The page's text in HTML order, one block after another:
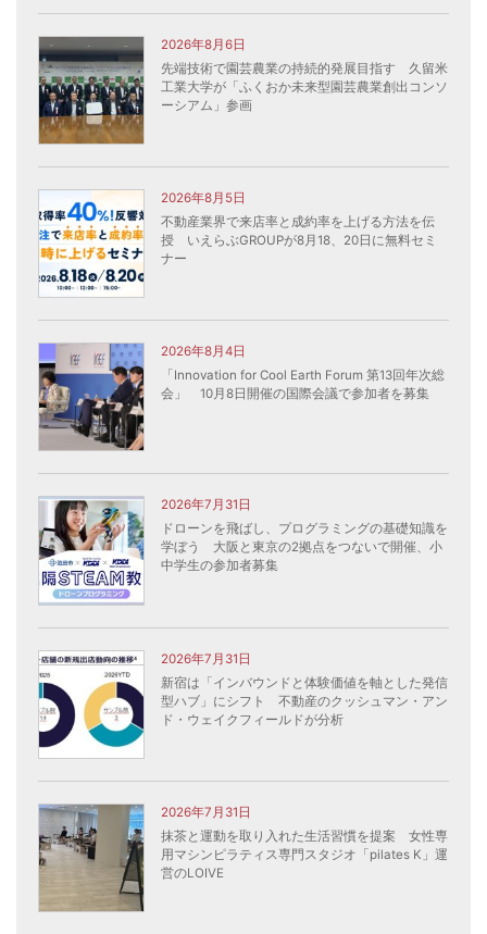
2026年8月6日
先端技術で園芸農業の持続的発展目指す 久留米
工業大学が「ふくおか未来型園芸農業創出コンソ
ーシアム」参画
2026年8月5日
不動産業界で来店率と成約率を上げる方法を伝
授 いえらぶGROUPが8月18、20日に無料セミ
ナー
2026年8月4日
「Innovation for Cool Earth Forum 第13回年次総
会」 10月8日開催の国際会議で参加者を募集
2026年7月31日
ドローンを飛ばし、プログラミングの基礎知識を
学ぼう 大阪と東京の2拠点をつないで開催、小
中学生の参加者募集
2026年7月31日
新宿は「インバウンドと体験価値を軸とした発信
型ハブ」にシフト 不動産のクッシュマン・アン
ド・ウェイクフィールドが分析
2026年7月31日
抹茶と運動を取り入れた生活習慣を提案 女性専
用マシンピラティス専門スタジオ「pilates K」運
営のLOIVE